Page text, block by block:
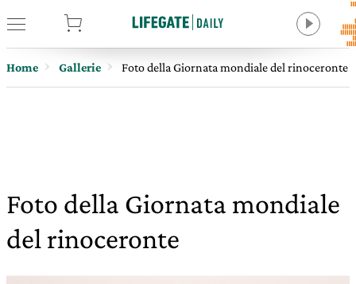
Home Gallerie Foto della Giornata mondiale del rinoceronte
Foto della Giornata mondiale
del rinoceronte